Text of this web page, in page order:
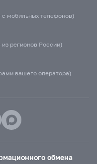
с мобильных телефонов)
регионов России)
вашего оператора)
обмена